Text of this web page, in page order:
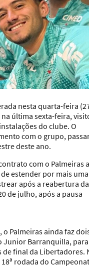
nesta quarta-feira
última sexta-feira,
do clube. O
com o grupo,
deste ano.
com o Palmeiras
estender por mais uma
após a reabertura da
de julho, após a pausa
Palmeiras ainda faz
Junior Barranquilla, para
final da Libertadores.
rodada do